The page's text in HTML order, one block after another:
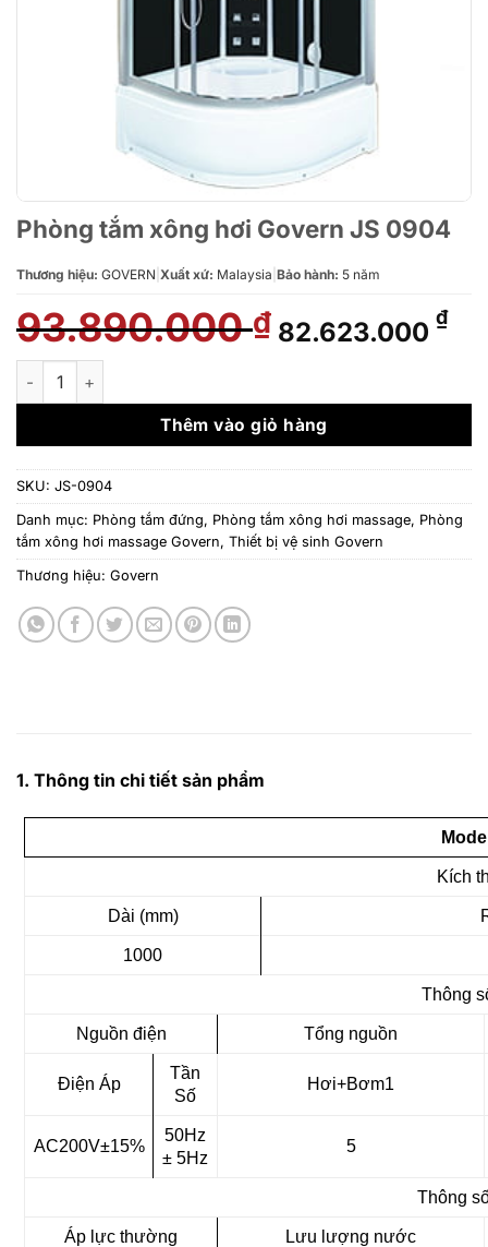
Phòng tắm xông hơi Govern JS 0904
Thương hiệu: GOVERN Xuất xứ: Malaysia Bảo hành: 5 năm
93.890.000₫ Giá
gốc
93.890.000 ₫.
82.623.000 ₫Giá
là:
Phòng tắm xông hơi Govern JS 0904 số lượng
Thêm vào giỏ hàng
SKU: JS-0904
Danh mục: Phòng tắm đứng, Phòng tắm xông hơi massage, Phòng
tắm xông hơi massage Govern, Thiết bị vệ sinh Govern
Thương hiệu: Govern
1. Thông tin chi tiết sản phẩm
Kích
Dài (mm)
1000
Thông
Nguồn điện Tổng nguồn
Điện Áp
Tần
Số
Hơi+Bơm1
AC200V±15%
50Hz
± 5Hz
5
Thông
Áp lực thường Lưu lượng nước